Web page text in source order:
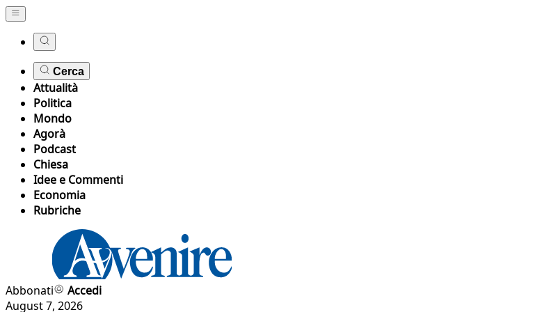
Cerca
Attualità
Politica
Mondo
Agorà
Podcast
Chiesa
Idee e Commenti
Economia
Rubriche
Abbonati
Accedi
August 7, 2026